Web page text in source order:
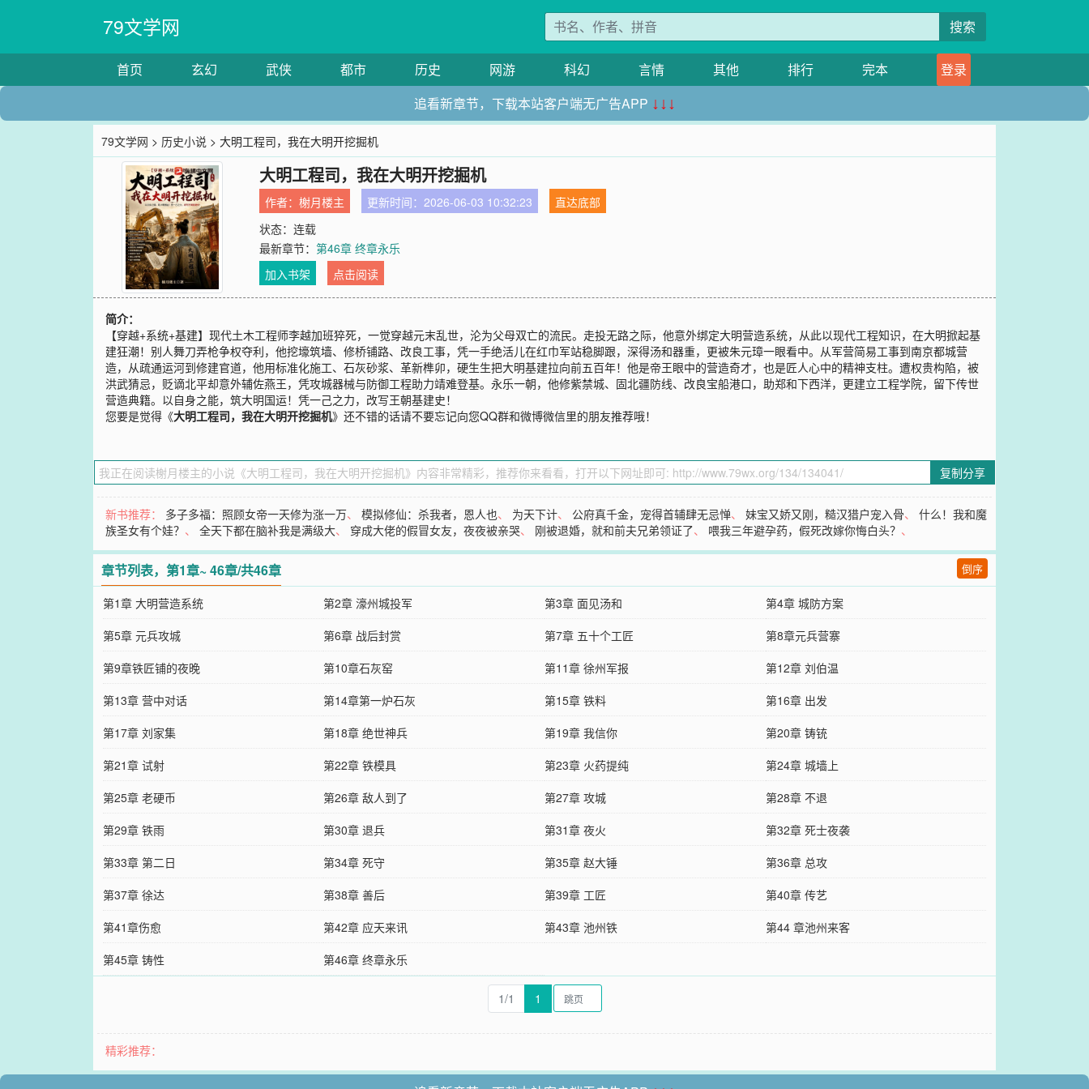
79文学网 搜索
首页 玄幻 武侠 都市 历史 网游 科幻 言情 其他 排行 完本
登录
追看新章节，下载本站客户端无广告APP ↓↓↓
79文学网 > 历史小说 > 大明工程司，我在大明开挖掘机
大明工程司，我在大明开挖掘机
作者：榭月楼主 更新时间：2026-06-03 10:32:23
直达底部
状态：连载
最新章节：第46章 终章永乐
加入书架
点击阅读
简介：
【穿越+系统+基建】现代土木工程师李越加班猝死，一觉穿越元末乱世，沦为父母双亡的流民。走投无路之际，他意外绑定大明营造系统，从此以现代工程知识，在大明掀起基
建狂潮！别人舞刀弄枪争权夺利，他挖壕筑墙、修桥铺路、改良工事，凭一手绝活儿在红巾军站稳脚跟，深得汤和器重，更被朱元璋一眼看中。从军营简易工事到南京都城营
造，从疏通运河到修建官道，他用标准化施工、石灰砂浆、革新榫卯，硬生生把大明基建拉向前五百年！他是帝王眼中的营造奇才，也是匠人心中的精神支柱。遭权贵构陷，被
洪武猜忌，贬谪北平却意外辅佐燕王，凭攻城器械与防御工程助力靖难登基。永乐一朝，他修紫禁城、固北疆防线、改良宝船港口，助郑和下西洋，更建立工程学院，留下传世
营造典籍。以自身之能，筑大明国运！凭一己之力，改写王朝基建史！
您要是觉得《大明工程司，我在大明开挖掘机》还不错的话请不要忘记向您QQ群和微博微信里的朋友推荐哦！
复制分享
新书推荐： 多子多福：照顾女帝一天修为涨一万、模拟修仙：杀我者，恩人也、 为天下计、 公府真千金，宠得首辅肆无忌惮、妹宝又娇又刚，糙汉猎户宠入骨、什么！我和魔
族圣女有个娃？ 、全天下都在脑补我是满级大、 穿成大佬的假冒女友，夜夜被亲哭、 刚被退婚，就和前夫兄弟领证了、 喂我三年避孕药，假死改嫁你悔白头？ 、
章节列表，第1章~ 46章/共46章 倒序
第1章 大明营造系统 第2章 濠州城投军 第3章 面见汤和
第4章 城防方案
第5章 元兵攻城
第6章 战后封赏 第7章 五十个工匠
第8章元兵营寨
第9章铁匠铺的夜晚
第10章石灰窑 第11章 徐州军报
第12章 刘伯温
第13章 营中对话
第14章第一炉石灰 第15章 铁料
第16章 出发
第17章 刘家集
第18章 绝世神兵 第19章 我信你
第20章 铸铳
第21章 试射
第22章 铁模具 第23章 火药提纯
第24章 城墙上
第25章 老硬币
第26章 敌人到了 第27章 攻城
第28章 不退
第29章 铁雨
第30章 退兵 第31章 夜火
第32章 死士夜袭
第33章 第二日
第34章 死守 第35章 赵大锤
第36章 总攻
第37章 徐达
第38章 善后 第39章 工匠
第40章 传艺
第41章伤愈
第42章 应天来讯 第43章 池州铁
第44 章池州来客
第45章 铸性
第46章 终章永乐
1/1 1
精彩推荐：